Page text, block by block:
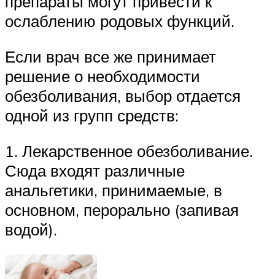
ослаблению родовых функций.
Если врач все же принимает
решение о необходимости
обезболивания, выбор отдается
одной из групп средств:
1. Лекарственное обезболивание.
Сюда входят различные
анальгетики, принимаемые, в
основном, перорально (запивая
водой).